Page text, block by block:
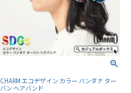
CHARM エコデザイン カラー バンダナ ター
バン ヘアバンド